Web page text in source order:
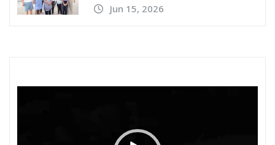
Jun 15, 2026